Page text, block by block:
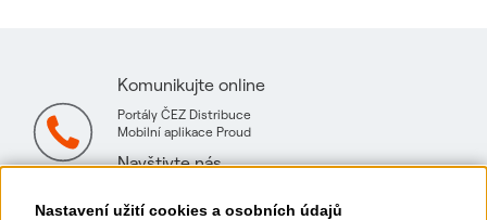
Nastavení užití cookies a osobních údajů
Komunikujte online
Portály ČEZ Distribuce
Mobilní aplikace Proud
Navštivte nás